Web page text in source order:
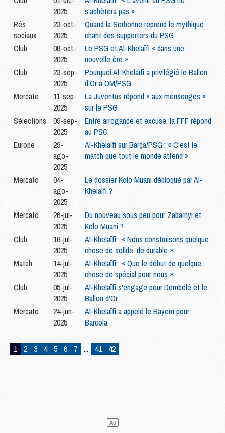
2025
s'achètera pas »
Rés.
sociaux
23-oct-
2025
Quand la Sorbonne reprend le mythique
chant des supporters du PSG
Club
08-oct-
2025
Le PSG et Al-Khelaïfi « dans une
nouvelle ère »
Club
23-sep-
2025
Pourquoi Al-Khelaïfi a privilégié le Ballon
d'Or à OM/PSG
Mercato
11-sep-
2025
La Juventus répond « aux mensonges »
sur le PSG
Sélections
09-sep-
2025
Entre arrogance et excuse, la FFF répond
au PSG
Europe
29-
ago-
2025
Al-Khelaïfi sur Barça/PSG : « C'est le
match que tout le monde attend »
Mercato
04-
ago-
2025
Le dossier Kolo Muani débloqué par Al-
Khelaïfi ?
Mercato
26-jul-
2025
Du nouveau sous peu pour Zabarnyi et
Kolo Muani ?
Club
16-jul-
2025
Al-Khelaïfi : « Nous construisons quelque
chose de solide, de durable »
Match
14-jul-
2025
Al-Khelaïfi : « Que le début de quelque
chose de spécial pour nous »
Club
05-jul-
2025
Al-Khelaïfi s'engage pour Dembélé et le
Ballon d'Or
Mercato
24-jun-
2025
Al-Khelaïfi a appelé le Bayern pour
Barcola
1 2 3 4 5 6 7 ... 41 42